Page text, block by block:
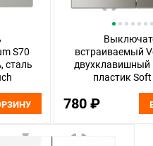
S70
сталь
встраиваемый
двухклавишный
пластик
780 ₽